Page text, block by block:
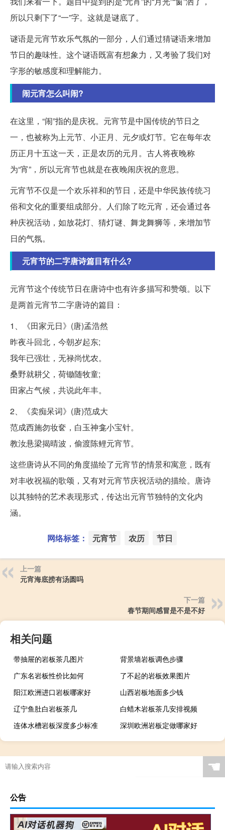
所以只剩下了“一”字。这就是谜底了。
谜语是元宵节欢乐气氛的一部分，人们通过猜谜语来增加
节日的趣味性。这个谜语既富有想象力，又考验了我们对
字形的敏感度和理解能力。
闹元宵怎么叫闹?
在这里，“闹”指的是庆祝。元宵节是中国传统的节日之
一，也被称为上元节、小正月、元夕或灯节。它在每年农
历正月十五这一天，正是农历的元月。古人将夜晚称
为“宵”，所以元宵节也就是在夜晚闹庆祝的意思。
元宵节不仅是一个欢乐祥和的节日，还是中华民族传统习
俗和文化的重要组成部分。人们除了吃元宵，还会通过各
种庆祝活动，如放花灯、猜灯谜、舞龙舞狮等，来增加节
日的气氛。
元宵节的二字唐诗篇目有什么?
元宵节这个传统节日在唐诗中也有许多描写和赞颂。以下
是两首元宵节二字唐诗的篇目：
1、《田家元日》(唐)孟浩然
昨夜斗回北，今朝岁起东;
我年已强壮，无禄尚忧农。
桑野就耕父，荷锄随牧童;
田家占气候，共说此年丰。
2、《卖痴呆词》(唐)范成大
范成西施勿妆奁，白玉神龛小宝针。
教汝悬梁揭晴波，偷渡陈鲤元宵节。
这些唐诗从不同的角度描绘了元宵节的情景和寓意，既有
对丰收祝福的歌颂，又有对元宵节庆祝活动的描绘。唐诗
以其独特的艺术表现形式，传达出元宵节独特的文化内
涵。
网络标签： 元宵节 农历 节日
上一篇
元宵海底捞有汤圆吗
下一篇
春节期间感冒是不是不好
相关问题
带抽屉的岩板茶几图片
背景墙岩板调色步骤
广东名岩板性价比如何
了不起的岩板效果图片
阳江欧洲进口岩板哪家好
山西岩板地面多少钱
辽宁鱼肚白岩板茶几
白蜡木岩板茶几安排视频
连体水槽岩板深度多少标准
深圳欧洲岩板定做哪家好
广西现代简约岩板贵吗
岩板当背景墙好吗
茶几桌客厅京东自营岩板
瓷砖岩板能打磨吗吗
特别的岩板图案是什么
怎么区分岩石岩板的好坏
岩板茶几会变色吗吗
贵阳鱼肚金岩板茶几价格
浙江黑色的岩板叫什么
☚
公告